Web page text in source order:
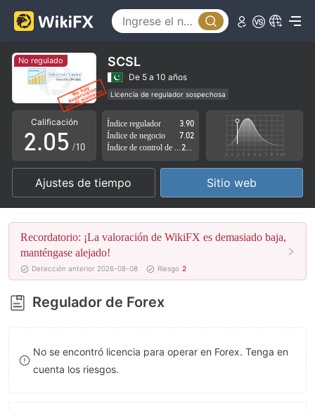
No regulado SCSL
De 5 a 10 años
Licencia de regulador sospechosa
Zona de negocio sospechoso
Riesgo potencial alto
Calificación
0
1
2
3
4
5
6
7
8
9
.0
1
2
3
4
5
6
7
8
9
1
2
3
4
5
6
7
8
9
/10
Índice regulador
3.90
Índice de negocio
7.02
Ajustes de tiempo Sitio web
Recordatorio: ¡La valoración de WikiFX es demasiado baja,
manténgase alejado!
Detección anterior 2026-08-08 Riesgo 2
Regulador de Forex
No se encontró licencia para operar en Forex. Tenga en
cuenta los riesgos.